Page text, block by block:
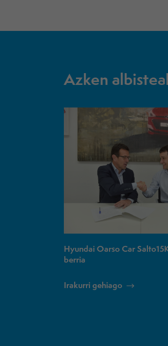
Azken
Hyundai Oarso Car
berria
Irakurri gehiago